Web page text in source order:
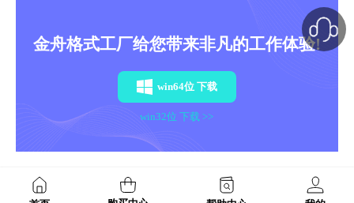
金舟格式工厂给您带来非凡的工作体验!
win64位 下载
win32位 下载 >>